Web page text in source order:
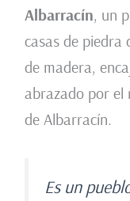
Albarracín, un
casas de
de madera,
abrazado por el
de Albarracín.
Es un